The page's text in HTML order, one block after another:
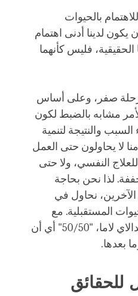
بالحيوات
يكون لدينا أدنى اهتمام
فليس كأنهما
صفر، وعلى أساس
مشابه بالضبط لكون
والنتيجة لتنمية
لا يحاولون حتى العمل
النفسي، ولا حتى
لذا نحن بحاجة
الآخرين، نحاول في
المستقبلية. مع
ذلك، سيكون هناك دائمًا قدرًا من الاهتمام بهذه الحياة، وكما يقول الدالاي لاما، "50/50" أي أن
للحقائق